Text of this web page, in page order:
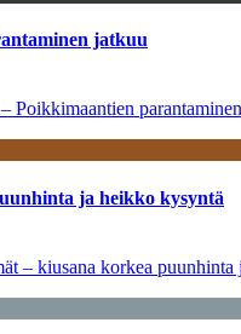
jatkuu
Poikkimaantien
ja heikko kysyntä
– kiusana korkea